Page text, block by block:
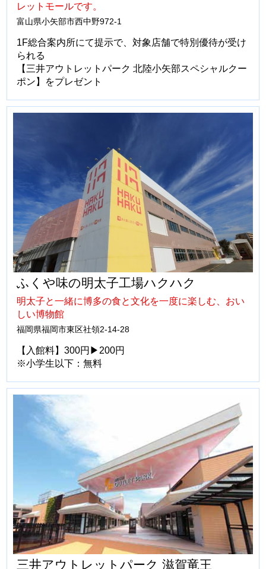
レットモールです。
富山県小矢部市西中野972-1
1F総合案内所にて提示で、対象店舗で特別優待が受け
られる
【三井アウトレットパーク 北陸小矢部スペシャルクー
ポン】をプレゼント
ふくや味の明太子工場ハクハク
明太子と一緒に博多の食と文化を一度に楽しむ、おい
しい博物館
福岡県福岡市東区社領2-14-28
【入館料】300円▶200円
※小学生以下：無料
三井アウトレットパーク 滋賀竜王